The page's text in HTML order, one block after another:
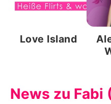
Love Island
News zu Fabi